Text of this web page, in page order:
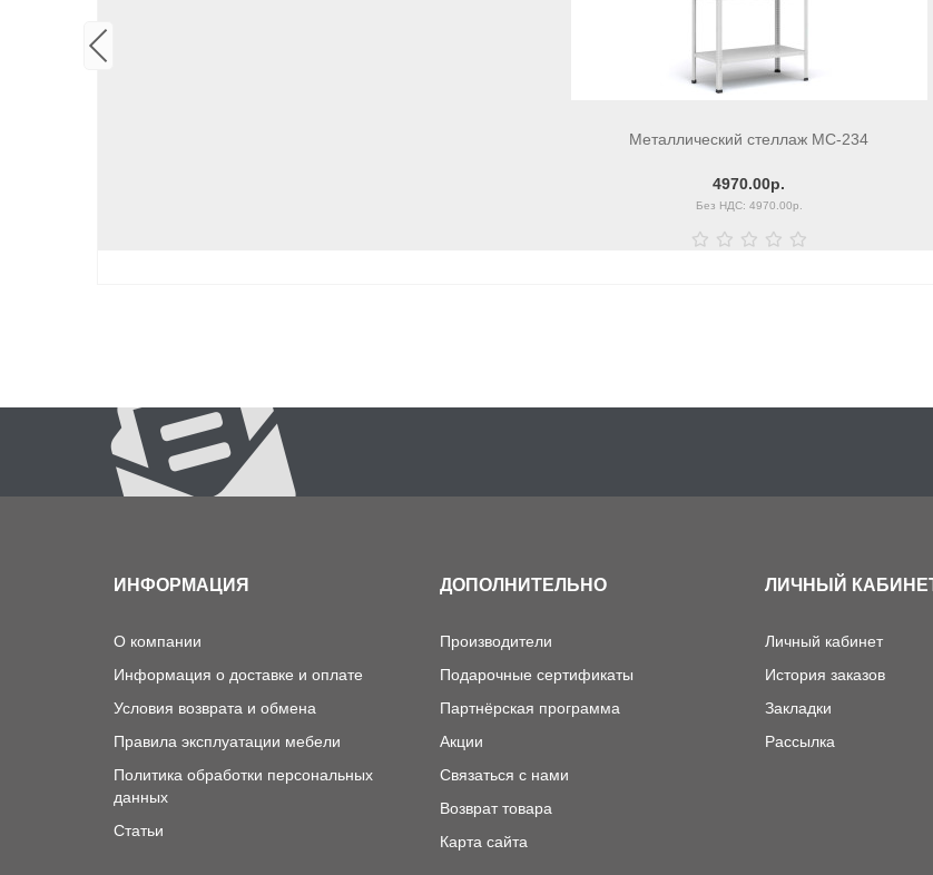
Металлический стеллаж МС-234
4970.00р.
Без НДС: 4970.00р.
ИНФОРМАЦИЯ
О компании
Информация о доставке и оплате
Условия возврата и обмена
Правила эксплуатации мебели
Политика обработки персональных
данных
Статьи
ДОПОЛНИТЕЛЬНО
Производители
Подарочные сертификаты
Партнёрская программа
Акции
Связаться с нами
Возврат товара
Карта сайта
ЛИЧНЫЙ
Личный кабинет
История заказов
Закладки
Рассылка